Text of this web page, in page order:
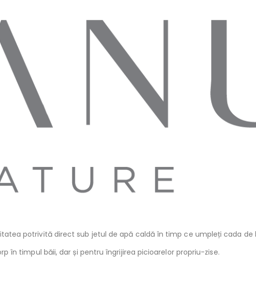
potrivită direct sub jetul de apă caldă în timp ce umpleți cada de
în timpul băii, dar și pentru îngrijirea picioarelor propriu-zise.